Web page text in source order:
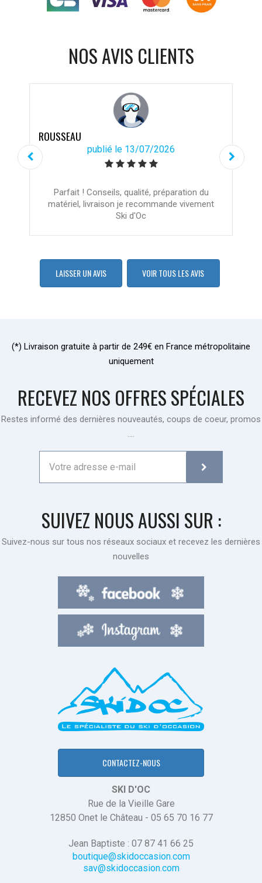
NOS AVIS CLIENTS
ROUSSEAU
publié le 13/07/2026
Parfait ! Conseils, qualité, préparation du
matériel, livraison je recommande vivement
Ski d'Oc
LAISSER UN AVIS VOIR TOUS LES AVIS
(*) Livraison gratuite à partir de 249€ en France métropolitaine
uniquement
RECEVEZ NOS OFFRES SPÉCIALES
Restes informé des dernières nouveautés, coups de coeur, promos
SUIVEZ NOUS AUSSI SUR :
Suivez-nous sur tous nos réseaux sociaux et recevez les dernières
nouvelles
CONTACTEZ-NOUS
SKI D'OC
Rue de la Vieille Gare
12850 Onet le Château - 05 65 70 16 77
Jean Baptiste : 07 87 41 66 25
boutique@skidoccasion.com
sav@skidoccasion.com